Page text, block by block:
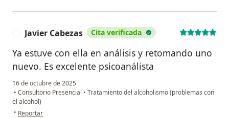
Javier Cabezas Cita verificada
Ya estuve con ella en análisis y retomando uno
nuevo. Es excelente psicoanálista
16 de octubre de 2025
• Consultorio Presencial • Tratamiento del alcoholismo (problemas con
el alcohol)
• en opinión del usuario Javier Cabezas
Reportar